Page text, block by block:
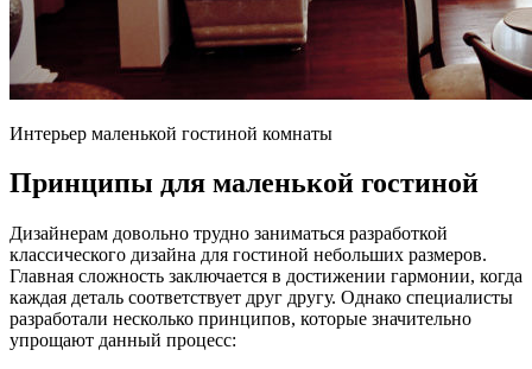
Интерьер маленькой гостиной комнаты
Принципы для маленькой гостиной
Дизайнерам довольно трудно заниматься разработкой
классического дизайна для гостиной небольших размеров.
Главная сложность заключается в достижении гармонии, когда
каждая деталь соответствует друг другу. Однако специалисты
разработали несколько принципов, которые значительно
упрощают данный процесс: